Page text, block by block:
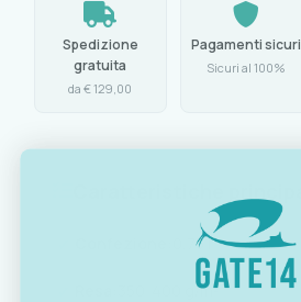
Spedizione
gratuita
da € 129,00
Pagamenti sicuri
Sicuri al 100%
0,75 l
350-400 g/m²